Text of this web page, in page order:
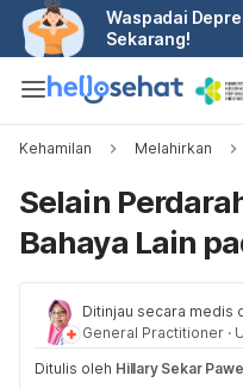
Waspadai
Sekarang!
Kehamilan Melahirkan
Selain
Bahaya Lain
Ditinjau secara medis
General Practitioner ·
Ditulis oleh Hillary Sekar